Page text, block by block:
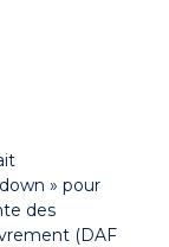
» pour
des
(DAF